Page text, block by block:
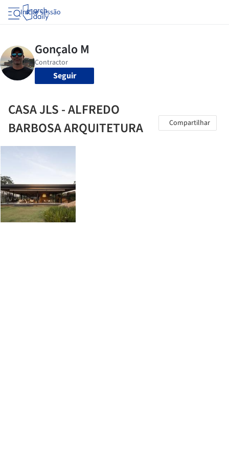
Iniciar sessão
Seguir
CASA JLS - ALFREDO
BARBOSA ARQUITETURA
Compartilhar